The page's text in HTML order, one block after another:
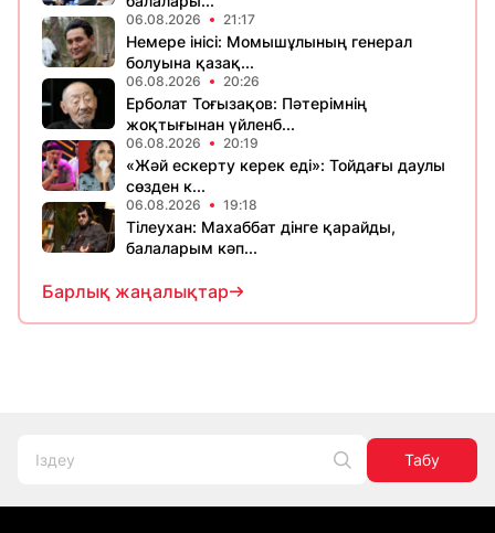
06.08.2026 21:17
Немере інісі: Момышұлының генерал
болуына қазақ...
06.08.2026 20:26
Ерболат Тоғызақов: Пәтерімнің
жоқтығынан үйленб...
06.08.2026 20:19
«Жәй ескерту керек еді»: Тойдағы даулы
сөзден к...
06.08.2026 19:18
Тілеухан: Махаббат дінге қарайды,
балаларым кәп...
Барлық жаңалықтар
Табу